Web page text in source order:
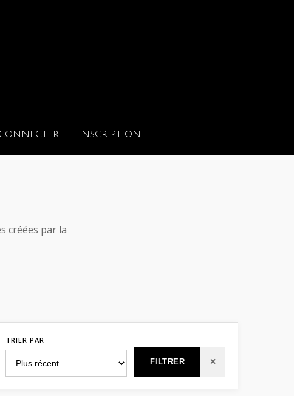
connecter Inscription
créées par la
TRIER PAR
FILTRER ✕